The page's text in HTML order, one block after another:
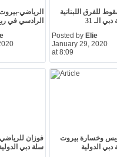
الرياضي-
الرادسي في
للفرق اللبنانية
الـ 31
Posted by Elie
January 29, 2020
at 8:09
فوزان
سلة دبي الدولية
وخسارة بيروت
الدولية